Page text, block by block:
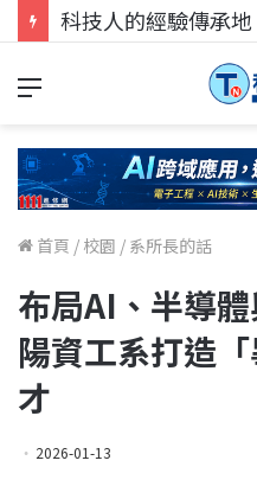
首頁 / 校園 / 系所長的話
布局AI、半導
陽資工系打造
才
2026-01-13